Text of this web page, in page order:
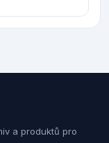
a produktů pro